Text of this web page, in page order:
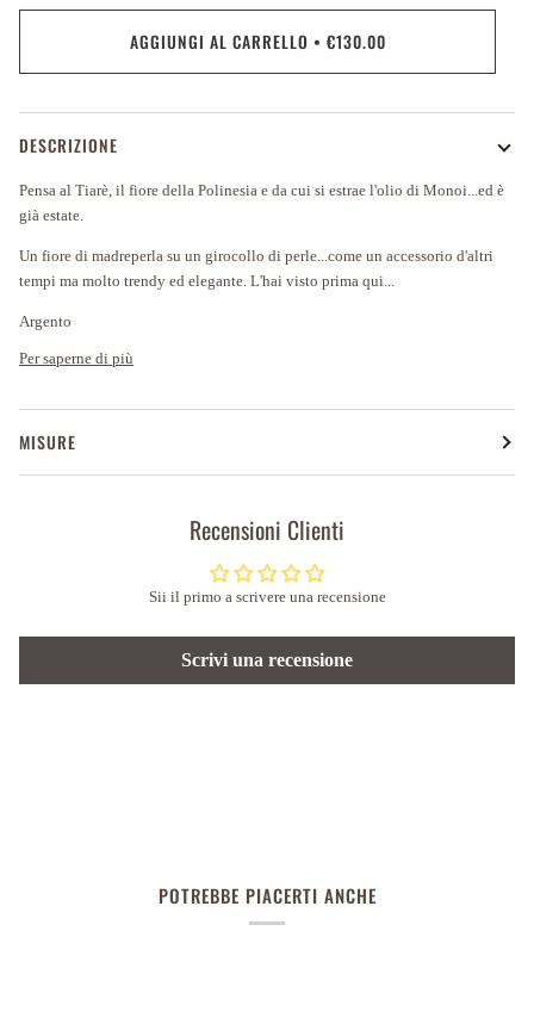
AGGIUNGI AL CARRELLO • €130.00
DESCRIZIONE
Pensa al Tiarè, il fiore della Polinesia e da cui si estrae l'olio di Monoi...ed è
già estate.
Un fiore di madreperla su un girocollo di perle...come un accessorio d'altri
tempi ma molto trendy ed elegante. L'hai visto prima qui...
Argento
Per saperne di più
MISURE
Recensioni Clienti
Sii il primo a scrivere una recensione
Scrivi una recensione
POTREBBE PIACERTI ANCHE